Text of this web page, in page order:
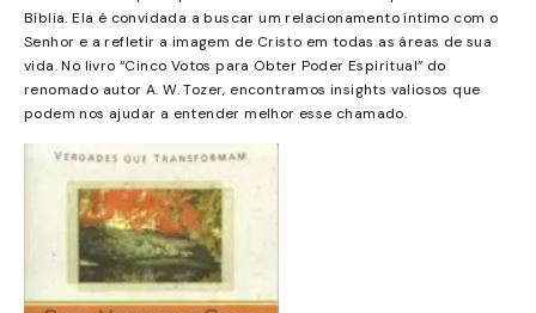
Bíblia. Ela é convidada a buscar um relacionamento íntimo com o
Senhor e a refletir a imagem de Cristo em todas as áreas de sua
vida. No livro “Cinco Votos para Obter Poder Espiritual” do
renomado autor A. W. Tozer, encontramos insights valiosos que
podem nos ajudar a entender melhor esse chamado.